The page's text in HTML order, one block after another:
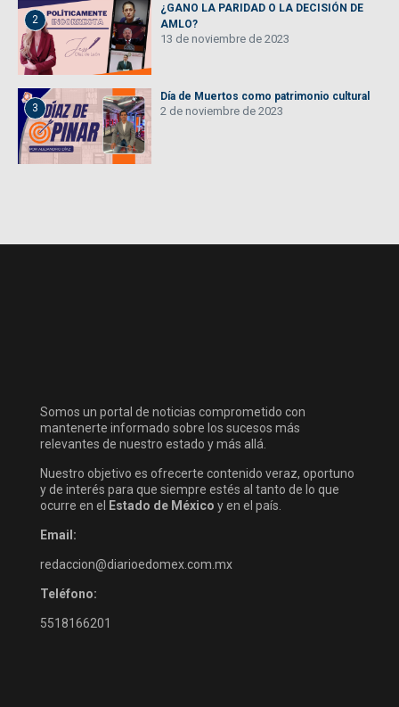
2
¿GANO LA PARIDAD O LA DECISIÓN DE
AMLO?
13 de noviembre de 2023
3
Día de Muertos como patrimonio cultural
2 de noviembre de 2023
Somos un portal de noticias comprometido con
mantenerte informado sobre los sucesos más
relevantes de nuestro estado y más allá.
Nuestro objetivo es ofrecerte contenido veraz, oportuno
y de interés para que siempre estés al tanto de lo que
ocurre en el
Estado de México y en el país.
Email:
redaccion@diarioedomex.com.mx
Teléfono:
5518166201